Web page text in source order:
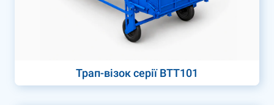
Трап-візок серії ВТТ101